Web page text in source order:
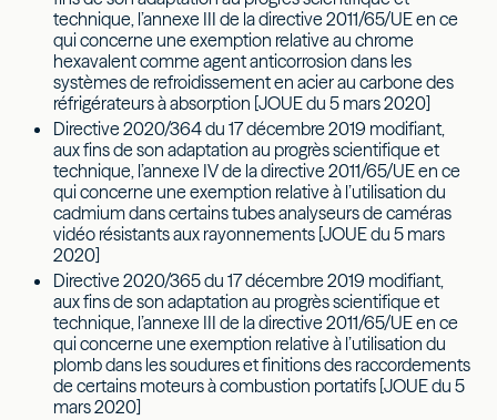
technique, l’annexe III de la directive 2011/65/UE en ce
qui concerne une exemption relative au chrome
hexavalent comme agent anticorrosion dans les
systèmes de refroidissement en acier au carbone des
réfrigérateurs à absorption [JOUE du 5 mars 2020]
Directive 2020/364 du 17 décembre 2019 modifiant,
aux fins de son adaptation au progrès scientifique et
technique, l’annexe IV de la directive 2011/65/UE en ce
qui concerne une exemption relative à l’utilisation du
cadmium dans certains tubes analyseurs de caméras
vidéo résistants aux rayonnements [JOUE du 5 mars
2020]
Directive 2020/365 du 17 décembre 2019 modifiant,
aux fins de son adaptation au progrès scientifique et
technique, l’annexe III de la directive 2011/65/UE en ce
qui concerne une exemption relative à l’utilisation du
plomb dans les soudures et finitions des raccordements
de certains moteurs à combustion portatifs [JOUE du 5
mars 2020]